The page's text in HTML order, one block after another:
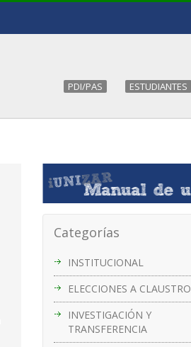
PDI/PAS ESTUDIANTES
Categorías
INSTITUCIONAL
ELECCIONES A CLAUSTRO
INVESTIGACIÓN Y
TRANSFERENCIA